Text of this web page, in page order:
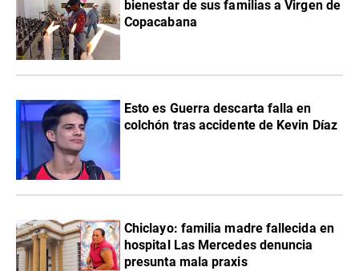
bienestar de sus familias a Virgen de
Copacabana
Esto es Guerra descarta falla en
colchón tras accidente de Kevin Díaz
Chiclayo: familia madre fallecida en
hospital Las Mercedes denuncia
presunta mala praxis